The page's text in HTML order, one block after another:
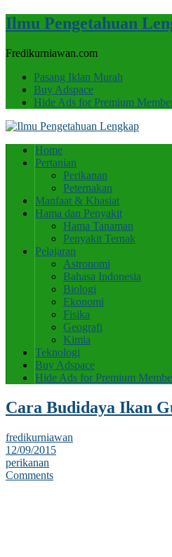
Ilmu Pengetahuan
Fredikurniawan.com
Pasang Iklan Murah
Buy Adspace
Hide Ads for Premium
Home
Pertanian
Perikanan
Peternakan
Manfaat & Khasiat
Hama dan Penyakit
Hama Tanaman
Penyakit Ternak
Pelajaran
Astronomi
Bahasa Indonesia
Biologi
Ekonomi
Fisika
Geografi
Kimia
Teknologi
Buy Adspace
Hide Ads for Premium
Cara Budidaya Ikan
fredikurniawan
12/09/2015
perikanan
Comments